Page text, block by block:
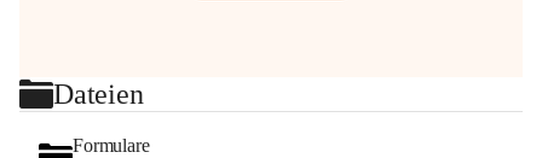
Dateien
Formulare